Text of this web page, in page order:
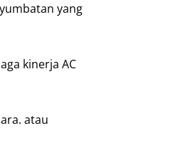
yang
kinerja AC
atau